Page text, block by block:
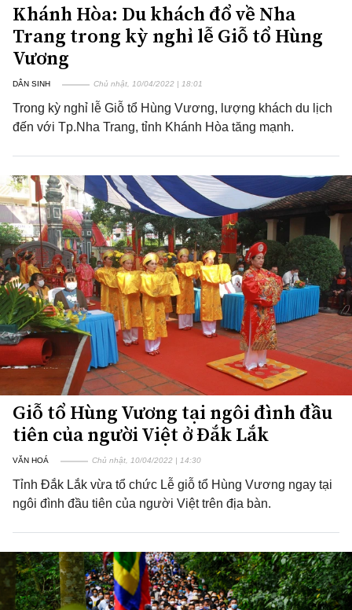
Khánh Hòa: Du khách đổ về Nha
Trang trong kỳ nghỉ lễ Giỗ tổ Hùng
Vương
DÂN SINH Chủ nhật, 10/04/2022 | 18:01
Trong kỳ nghỉ lễ Giỗ tổ Hùng Vương, lượng khách du lịch
đến với Tp.Nha Trang, tỉnh Khánh Hòa tăng mạnh.
Giỗ tổ Hùng Vương tại ngôi đình đầu
tiên của người Việt ở Đắk Lắk
VĂN HOÁ Chủ nhật, 10/04/2022 | 14:30
Tỉnh Đắk Lắk vừa tổ chức Lễ giỗ tổ Hùng Vương ngay tại
ngôi đình đầu tiên của người Việt trên địa bàn.